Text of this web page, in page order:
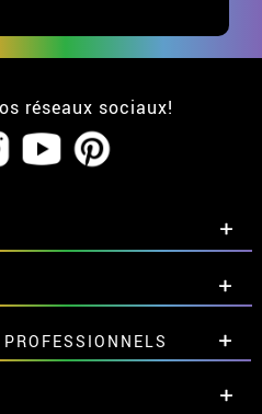
réseaux sociaux!
des données
et
et